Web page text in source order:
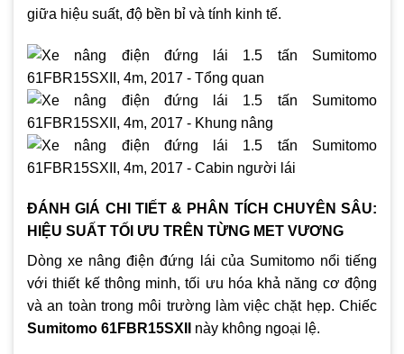
giữa hiệu suất, độ bền bỉ và tính kinh tế.
ĐÁNH GIÁ CHI TIẾT & PHÂN TÍCH CHUYÊN SÂU:
HIỆU SUẤT TỐI ƯU TRÊN TỪNG MET VƯƠNG
Dòng xe nâng điện đứng lái của Sumitomo nổi tiếng
với thiết kế thông minh, tối ưu hóa khả năng cơ động
và an toàn trong môi trường làm việc chặt hẹp. Chiếc
Sumitomo 61FBR15SXII
này không ngoại lệ.